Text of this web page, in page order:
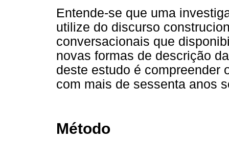
Entende-se que uma
utilize do discurso
conversacionais que
novas formas de descrição
deste estudo é compreender
com mais de sessenta anos
Método